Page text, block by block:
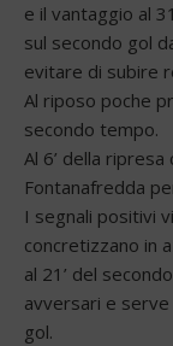
e il vantaggio al
sul secondo gol
evitare di subire
Al riposo poche
secondo tempo.
Al 6’ della
Fontanafredda
I segnali positivi
concretizzano in
al 21’ del
avversari e serve
gol.